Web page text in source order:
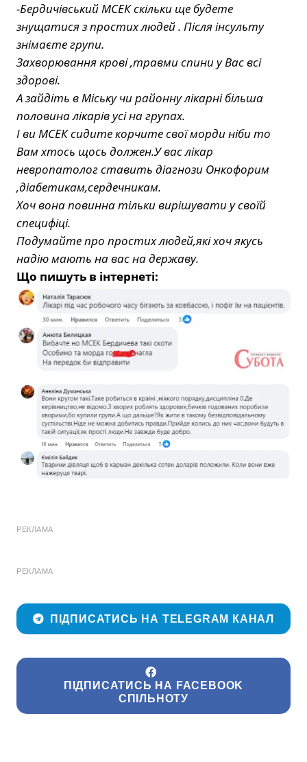
-Бердичівський МСЕК скільки ще будете
знущатися з простих людей . Після інсульту
знімаєте групи.
Захворювання крові ,травми спини у Вас всі
здорові.
А зайдіть в Міську чи районну лікарні більша
половина лікарів усі на групах.
І ви МСЕК сидите корчите свої морди ніби то
Вам хтось щось должен.У вас лікар
невропатолог ставить діагнози Онкофорим
,діабетикам,сердечникам.
Хоч вона повинна тільки вирішувати у своїй
специфіці.
Подумайте про простих людей,які хоч якусь
надію мають на вас на державу.
Що пишуть в інтернеті:
РЕКЛАМА
РЕКЛАМА
ПІДПИСАТИСЬ НА TELEGRAM КАНАЛ
ПІДПИСАТИСЬ НА FACEBOOK
СПІЛЬНОТУ